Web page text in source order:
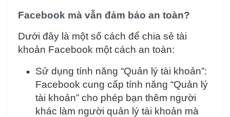
Facebook mà vẫn đảm bảo an toàn?
Dưới đây là một số cách để chia sẻ tài
khoản Facebook một cách an toàn:
Sử dụng tính năng “Quản lý tài khoản”:
Facebook cung cấp tính năng “Quản lý
tài khoản” cho phép bạn thêm người
khác làm người quản lý tài khoản mà